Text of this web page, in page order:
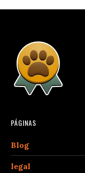
PÁGINAS
Blog
legal